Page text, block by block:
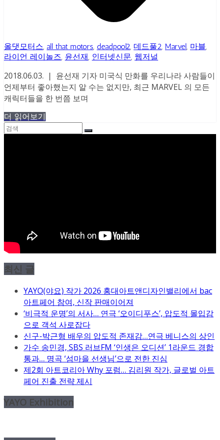
올댓모터스, all that motors, deadpool2, 데드풀2, Marvel, 마블,
라이언 레이놀즈, 윤선재, 인터넷신문, 웹저널
2018.06.03. | 윤선재 기자 미국식 만화를 우리나라 사람들이
언제부터 좋아했는지 알 수는 없지만, 최근 MARVEL 의 모든
캐릭터들을 한 번쯤 보며
더 읽어보기
최신 글
YAYO(야요) 작가 2026 홍대아트앤디자인밸리에서 bac
아트페어 참여, 신작 판매이어져
‘비극적 운명’의 서사… 연극 ‘오이디푸스’, 압도적 몰입감
으로 객석 사로잡다
신구-박근형 배우의 압도적 존재감…연극 베니스의 상인
가수 송민경, SBS 러브FM ‘인생은 오디션’ 1라운드 경합
통과… 명곡 ‘섬마을 선생님’으로 전한 진심
제2회 아트코리아 Why 포럼… 김리원 작가, 글로벌 아트
페어 진출 전략 제시
YAYO Exhibition